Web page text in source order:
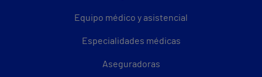
Equipo médico y asistencial
Especialidades médicas
Aseguradoras